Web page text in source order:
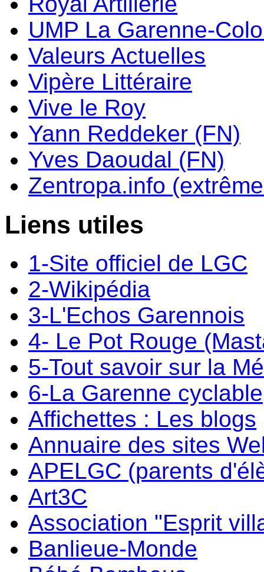
UMP La Garenne-
Valeurs Actuelles
Vipère Littéraire
Vive le Roy
Yann Reddeker (FN)
Yves Daoudal (FN)
Zentropa.info
Liens utiles
1-Site officiel de LGC
2-Wikipédia
3-L'Echos Garennois
4- Le Pot Rouge
5-Tout savoir sur la
6-La Garenne cyclable
Affichettes : Les blogs
Annuaire des sites
APELGC (parents
Art3C
Association "Esprit
Banlieue-Monde